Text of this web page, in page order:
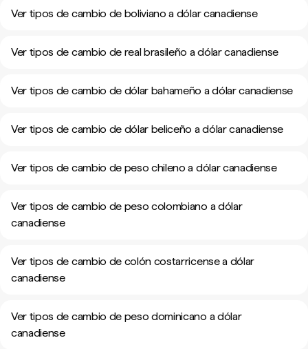
Ver tipos de cambio de boliviano a dólar canadiense
Ver tipos de cambio de real brasileño a dólar canadiense
Ver tipos de cambio de dólar bahameño a dólar canadiense
Ver tipos de cambio de dólar beliceño a dólar canadiense
Ver tipos de cambio de peso chileno a dólar canadiense
Ver tipos de cambio de peso colombiano a dólar
canadiense
Ver tipos de cambio de colón costarricense a dólar
canadiense
Ver tipos de cambio de peso dominicano a dólar
canadiense